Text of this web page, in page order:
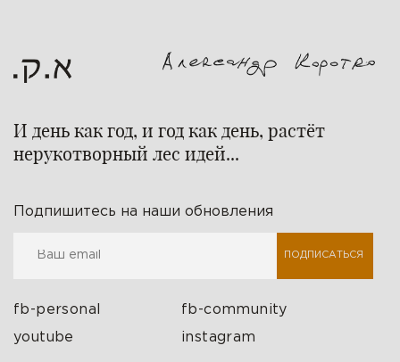
И день как год, и год как день, растёт
нерукотворный лес идей...
Подпишитесь на наши обновления
ПОДПИСАТЬСЯ
fb-personal fb-community
youtube instagram